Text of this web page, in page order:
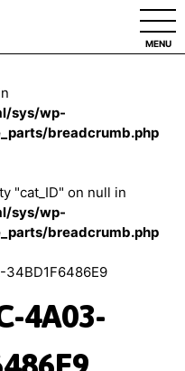
MENU
sys/wp-
breadcrumb.php
"cat_ID" on null in
sys/wp-
breadcrumb.php
4A03-